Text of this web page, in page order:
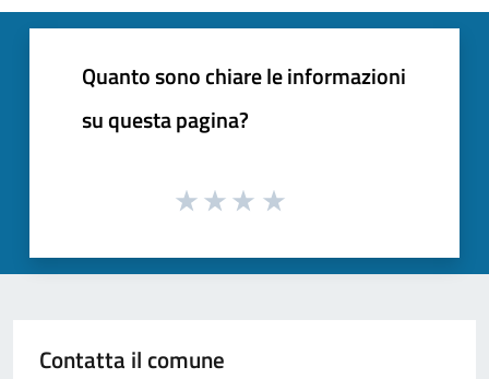
Quanto sono chiare le informazioni
su questa pagina?
Contatta il comune